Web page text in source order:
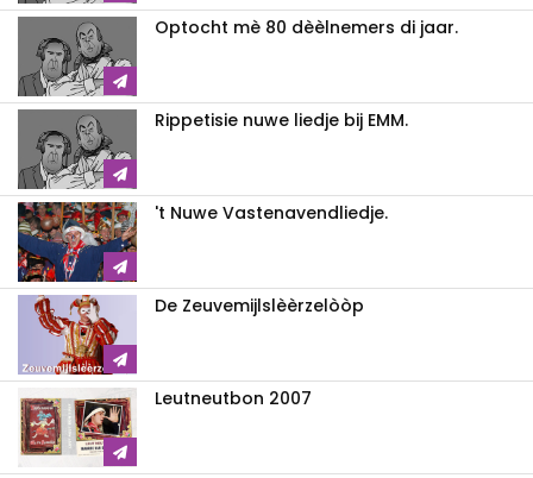
Optocht mè 80 dèèlnemers di jaar.
Rippetisie nuwe liedje bij EMM.
't Nuwe Vastenavendliedje.
De Zeuvemijlslèèrzelòòp
Leutneutbon 2007